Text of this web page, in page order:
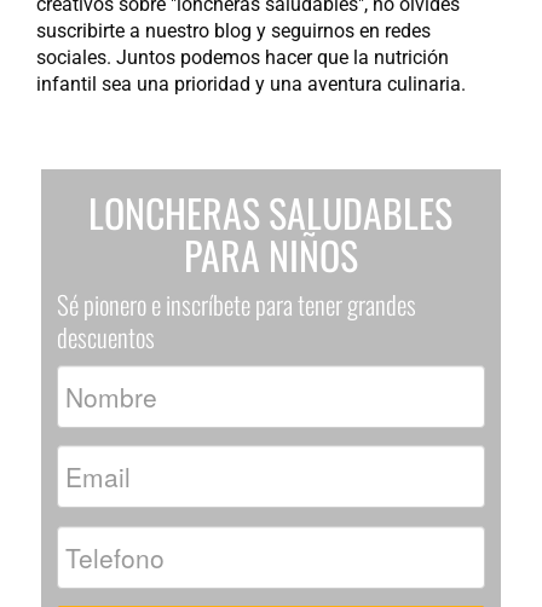
creativos sobre "loncheras saludables", no olvides
suscribirte a nuestro blog y seguirnos en redes
sociales. Juntos podemos hacer que la nutrición
infantil sea una prioridad y una aventura culinaria.
LONCHERAS SALUDABLES
PARA NIÑOS
Sé pionero e inscríbete para tener grandes
descuentos